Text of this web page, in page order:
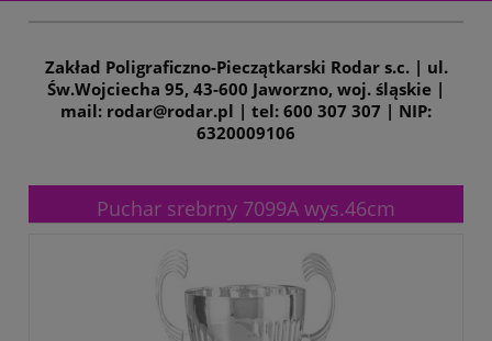
Zakład Poligraficzno-Pieczątkarski Rodar s.c. | ul.
Św.Wojciecha 95, 43-600 Jaworzno, woj. śląskie |
mail: rodar@rodar.pl | tel: 600 307 307 | NIP:
6320009106
Puchar srebrny 7099A wys.46cm